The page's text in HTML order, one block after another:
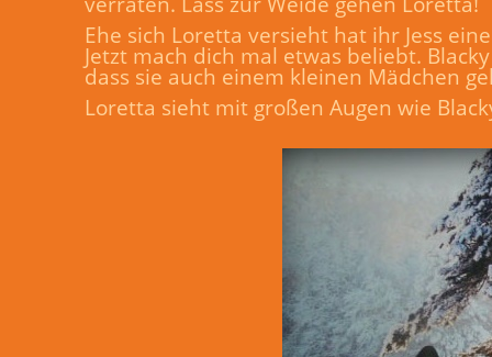
Ehe sich Loretta versieht hat ihr Jess
Jetzt mach dich mal etwas beliebt.
dass sie auch einem kleinen Mädchen
Loretta sieht mit großen Augen wie